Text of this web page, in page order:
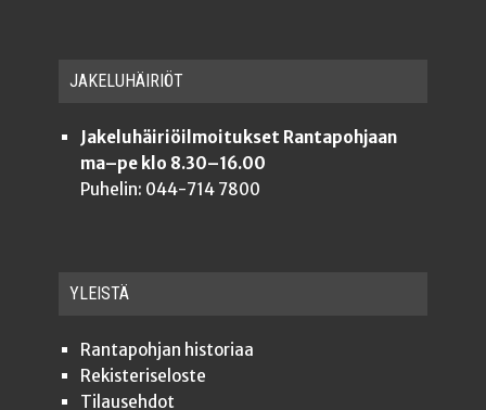
JAKE­LU­HÄI­RIÖT
Jakeluhäiriöilmoitukset Rantapohjaan
ma–pe klo 8.30–16.00
Puhelin: 044-714 7800
YLEISTÄ
Ran­ta­poh­jan historiaa
Rekis­te­ri­se­los­te
Tilauseh­dot